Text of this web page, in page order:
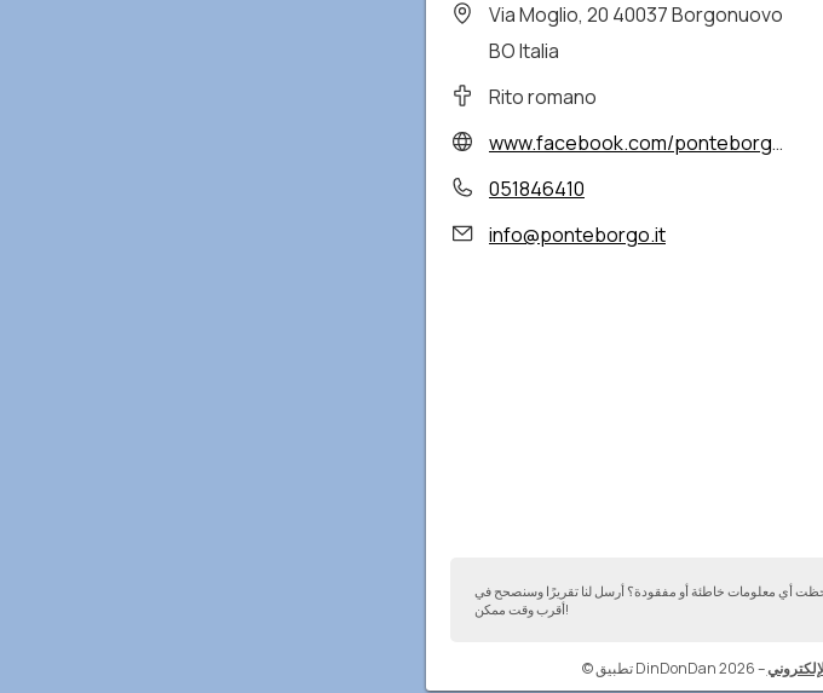
Via Moglio, 20 40037 Borgonuovo
BO Italia
Rito romano
www.facebook.com/ponteborgo/?locale=it_IT
051846410
info@ponteborgo.it
أي معلومات خاطئة أو مفقودة؟ أرسل لنا تقريرًا وسنصحح في
أقرب وقت ممكن!
© تطبيق DinDonDan 2026–